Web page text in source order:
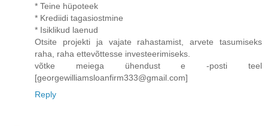
* Teine hüpoteek
* Krediidi tagasiostmine
* Isiklikud laenud
Otsite projekti ja vajate rahastamist, arvete tasumiseks
raha, raha ettevõttesse investeerimiseks.
võtke meiega ühendust e -posti teel
[georgewilliamsloanfirm333@gmail.com]
Reply